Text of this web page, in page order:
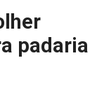
padaria